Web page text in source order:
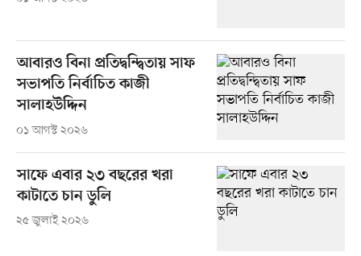
আবারও বিনা প্রতিদ্বন্দ্বিতায় সাফ
সভাপতি নির্বাচিত কাজী
সালাহউদ্দিন
০১ আগস্ট ২০২৬
সাফে এবার ২৩ বছরের খরা
কাটাতে চান ডুলি
২৫ জুলাই ২০২৬